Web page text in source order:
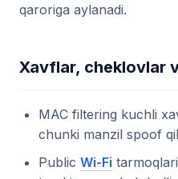
qaroriga aylanadi.
Xavflar, cheklovlar
MAC filtering kuchli
chunki manzil spoof
Public Wi-Fi